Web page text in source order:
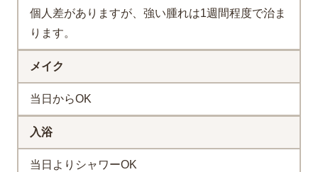
個人差がありますが、強い腫れは1週間程度で治ま
ります。
メイク
当日からOK
入浴
当日よりシャワーOK